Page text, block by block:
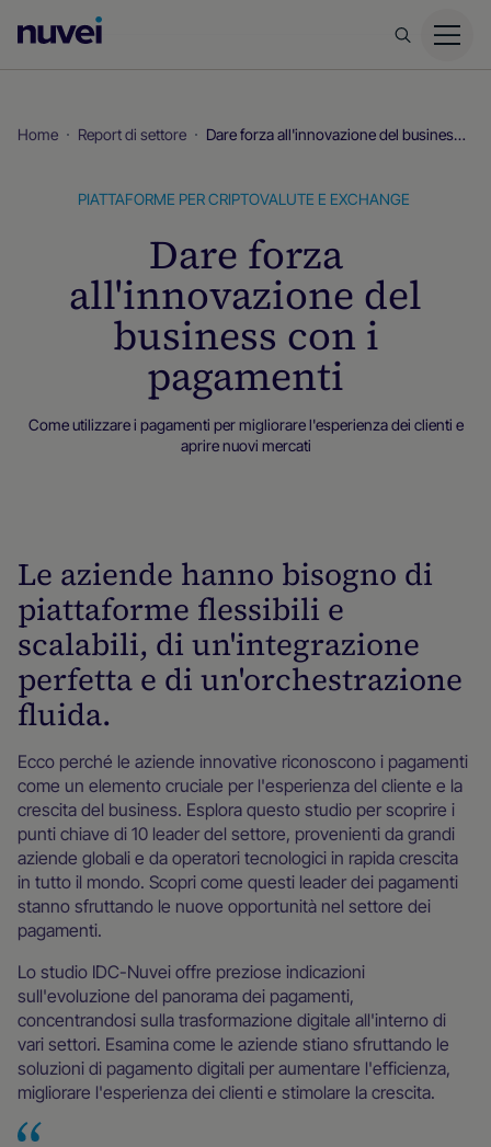
di
Home Report di settore Dare forza all'innovazione del business con i pagamenti
PIATTAFORME PER CRIPTOVALUTE E EXCHANGE
Dare forza
all'innovazione del
business con i
pagamenti
Come utilizzare i pagamenti per migliorare l'esperienza dei clienti e
aprire nuovi mercati
Le aziende hanno bisogno di
piattaforme flessibili e
scalabili, di un'integrazione
perfetta e di un'orchestrazione
fluida.
Ecco perché le aziende innovative riconoscono i pagamenti
come un elemento cruciale per l'esperienza del cliente e la
crescita del business. Esplora questo studio per scoprire i
punti chiave di 10 leader del settore, provenienti da grandi
aziende globali e da operatori tecnologici in rapida crescita
in tutto il mondo. Scopri come questi leader dei pagamenti
stanno sfruttando le nuove opportunità nel settore dei
pagamenti.
Lo studio IDC-Nuvei offre preziose indicazioni
sull'evoluzione del panorama dei pagamenti,
concentrandosi sulla trasformazione digitale all'interno di
vari settori. Esamina come le aziende stiano sfruttando le
soluzioni di pagamento digitali per aumentare l'efficienza,
migliorare l'esperienza dei clienti e stimolare la crescita.